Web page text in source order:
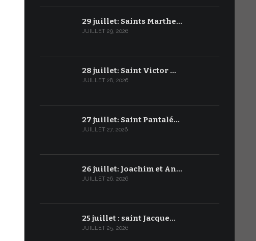
29 juillet: Saints Marthe…
JUILLET 29, 2026
28 juillet: Saint Victor …
JUILLET 28, 2026
27 juillet: Saint Pantalé…
JUILLET 27, 2026
26 juillet: Joachim et An…
JUILLET 26, 2026
25 juillet : saint Jacque…
JUILLET 25, 2026